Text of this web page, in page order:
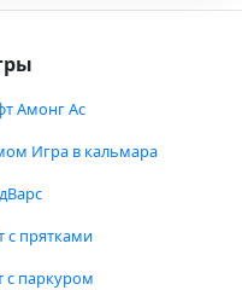
Амонг Ас
Игра в кальмара
с прятками
с паркуром